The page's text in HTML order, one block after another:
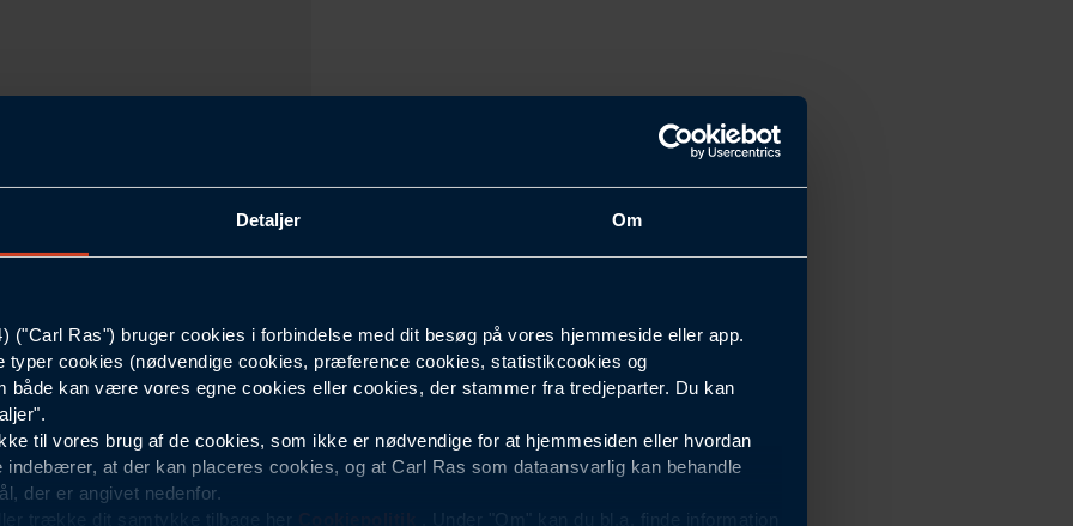
Detaljer Om
("Carl Ras") bruger cookies i forbindelse med dit besøg på vores hjemmeside eller app.
typer cookies (nødvendige cookies, præference cookies, statistikcookies og
både kan være vores egne cookies eller cookies, der stammer fra tredjeparter. Du kan
til vores brug af de cookies, som ikke er nødvendige for at hjemmesiden eller hvordan
indebærer, at der kan placeres cookies, og at Carl Ras som dataansvarlig kan behandle
der er angivet nedenfor.
trække dit samtykke tilbage her
. Under "Om" kan du bl.a. finde information
200
173050